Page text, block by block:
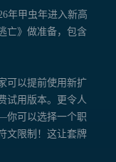
年甲虫年进入新高
亡》做准备，包含
可以提前使用新扩
试用版本。更令人
你可以选择一个职
文限制！这让套牌